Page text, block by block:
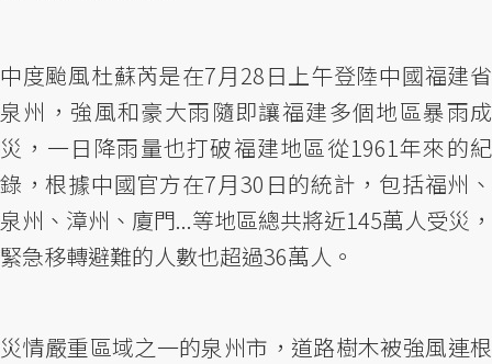
中度颱風杜蘇芮是在7月28日上午登陸中國福建省
泉州，強風和豪大雨隨即讓福建多個地區暴雨成
災，一日降雨量也打破福建地區從1961年來的紀
錄，根據中國官方在7月30日的統計，包括福州、
泉州、漳州、廈門...等地區總共將近145萬人受災，
緊急移轉避難的人數也超過36萬人。
災情嚴重區域之一的泉州市，道路樹木被強風連根